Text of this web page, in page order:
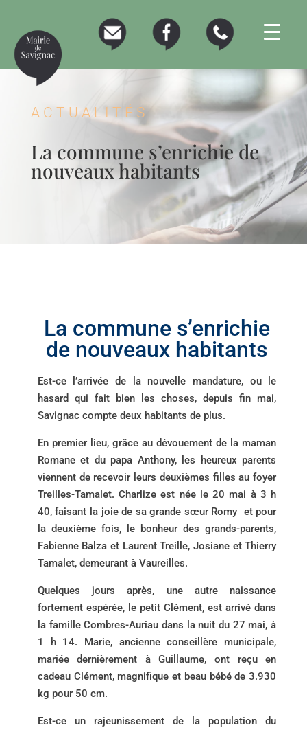
ACTUALITÉS
La commune s’enrichie de
nouveaux habitants
La commune s’enrichie
de nouveaux habitants
Est-ce l’arrivée de la nouvelle mandature, ou le
hasard qui fait bien les choses, depuis fin mai,
Savignac compte deux habitants de plus.
En premier lieu, grâce au dévouement de la maman
Romane et du papa Anthony, les heureux parents
viennent de recevoir leurs deuxièmes filles au foyer
Treilles-Tamalet. Charlize est née le 20 mai à 3 h
40, faisant la joie de sa grande sœur Romy et pour
la deuxième fois, le bonheur des grands-parents,
Fabienne Balza et Laurent Treille, Josiane et Thierry
Tamalet, demeurant à Vaureilles.
Quelques jours après, une autre naissance
fortement espérée, le petit Clément, est arrivé dans
la famille Combres-Auriau dans la nuit du 27 mai, à
1 h 14. Marie, ancienne conseillère municipale,
mariée dernièrement à Guillaume, ont reçu en
cadeau Clément, magnifique et beau bébé de 3.930
kg pour 50 cm.
Est-ce un rajeunissement de la population du